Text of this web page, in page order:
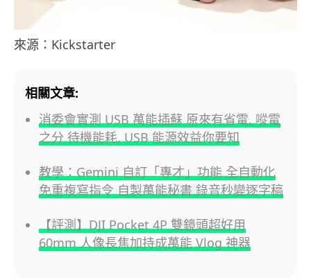
來源：Kickstarter
相關文章:
消委會實測 USB 萬能插蘇 原來有省電, 㗰電
之分 待機能耗, USB 能源效益你要知
教學：Gemini 自訂「專才」功能 全自動化
免重複寫指令 自製萬能秘書 錄音秒變逐字稿
【評測】DJI Pocket 4P 雙鏡頭超好用
60mm 人像長焦加持成萬能 Vlog 神器